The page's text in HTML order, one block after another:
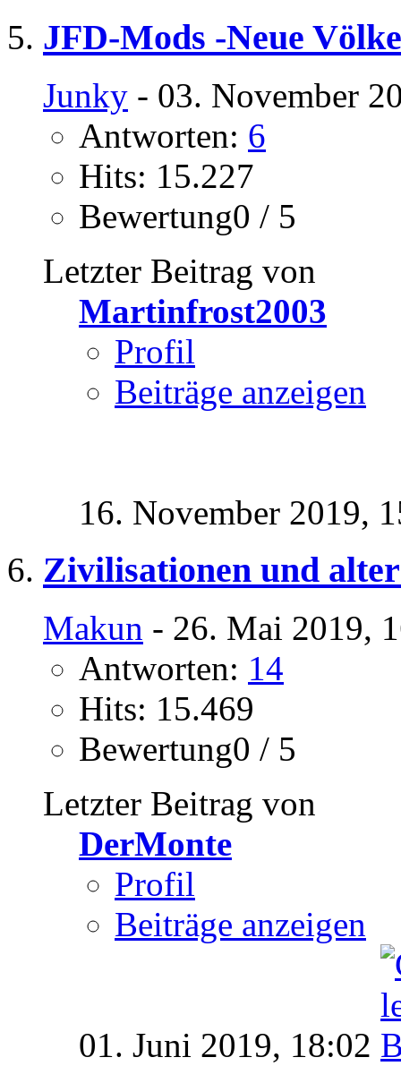
JFD-Mods -Neue
Junky - 03. November
Antworten: 6
Hits: 15.227
Bewertung0 / 5
Letzter Beitrag von
Martinfrost2003
Profil
Beiträge anzeigen
16. November 2019,
Zivilisationen und
Makun - 26. Mai 2019,
Antworten: 14
Hits: 15.469
Bewertung0 / 5
Letzter Beitrag von
DerMonte
Profil
Beiträge anzeigen
01. Juni 2019, 18:02